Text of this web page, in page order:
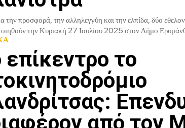
προσφορά, την αλληλεγγύη και την ελπίδα, δύο
την Κυριακή 27 Ιουλίου 2025 στον Δήμο
επίκεντρο το
από τον